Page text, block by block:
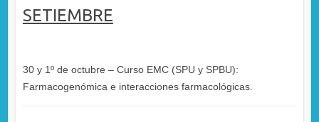
SETIEMBRE
30 y 1º de octubre – Curso EMC (SPU y SPBU):
Farmacogenómica e interacciones farmacológicas.